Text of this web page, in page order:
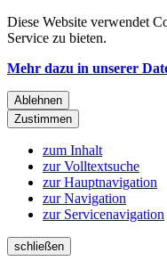
Diese Website verwendet
Service zu bieten.
Mehr dazu in unserer
Ablehnen
Zustimmen
zum Inhalt
zur Volltextsuche
zur Hauptnavigation
zur Navigation
zur Servicenavigation
schließen